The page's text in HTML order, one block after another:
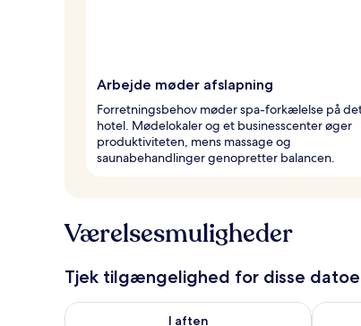
Arbejde møder afslapning
Forretningsbehov møder spa-forkælelse på
hotel. Mødelokaler og et businesscenter øger
produktiviteten, mens massage og
saunabehandlinger genopretter balancen.
Værelsesmuligheder
Tjek tilgængelighed for disse
I aften
Tjek tilgængelighed for i aften aug. 7 - aug. 8
Tjek